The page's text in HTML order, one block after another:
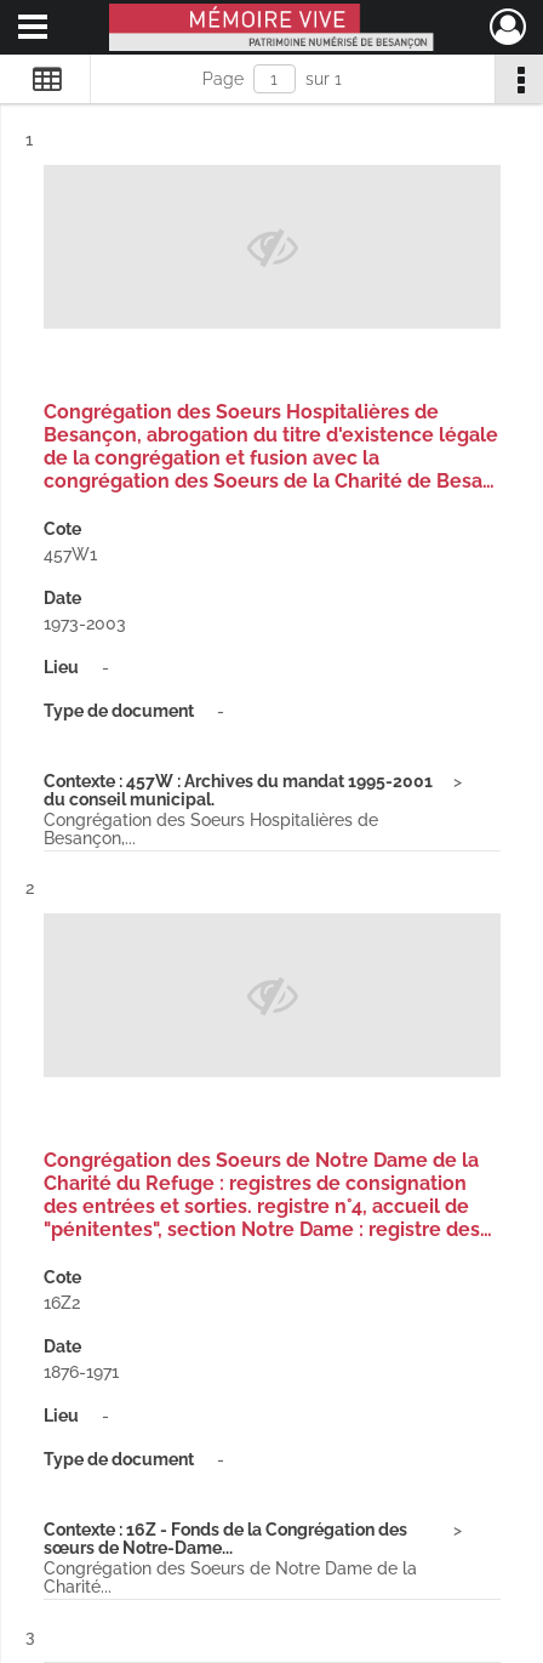
Mémoire Vive patrimoine numérisé de Besançon
Ouvrir le menu déroulant
Page sur 1
Résultat n°
1
Congrégation des Soeurs Hospitalières de
Besançon, abrogation du titre d'existence légale
de la congrégation et fusion avec la
congrégation des Soeurs de la Charité de Besa…
Cote
457W1
Date
1973-2003
Lieu -
Type de document -
Contexte : 457W : Archives du mandat 1995-2001
du conseil municipal.
Congrégation des Soeurs Hospitalières de
Besançon,...
Résultat n°
2
Congrégation des Soeurs de Notre Dame de la
Charité du Refuge : registres de consignation
des entrées et sorties. registre n°4, accueil de
"pénitentes", section Notre Dame : registre des…
Cote
16Z2
Date
1876-1971
Lieu -
Type de document -
Contexte : 16Z - Fonds de la Congrégation des
sœurs de Notre-Dame...
Congrégation des Soeurs de Notre Dame de la
Charité...
Résultat n°
3